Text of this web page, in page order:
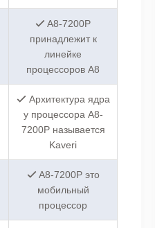
A8-7200P
принадлежит к
линейке
процессоров A8
Архитектура ядра
у процессора A8-
7200P называется
Kaveri
A8-7200P это
мобильный
процессор